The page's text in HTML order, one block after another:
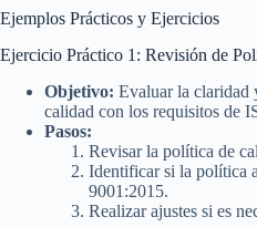
Ejemplos Prácticos y Ejercicios
Ejercicio Práctico 1: Revisión de
Objetivo: Evaluar la claridad
calidad con los requisitos de
Pasos:
Revisar la política de
Identificar si la política
9001:2015.
Realizar ajustes si es